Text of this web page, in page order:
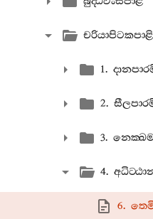
චරියාපිටකපාළි
1.
2.
3.
4.
6.